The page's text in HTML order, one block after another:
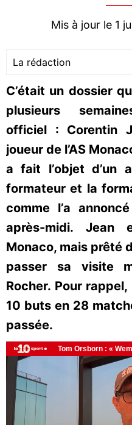
Mis à jour le 1
La rédaction
C’était un dossier
plusieurs
officiel : Corentin
joueur de l’AS
a fait l’objet d’un
formateur et la
comme l’a
après-midi. Jean
Monaco, mais prêté
passer sa visite
Rocher. Pour
10 buts en 28
passée.